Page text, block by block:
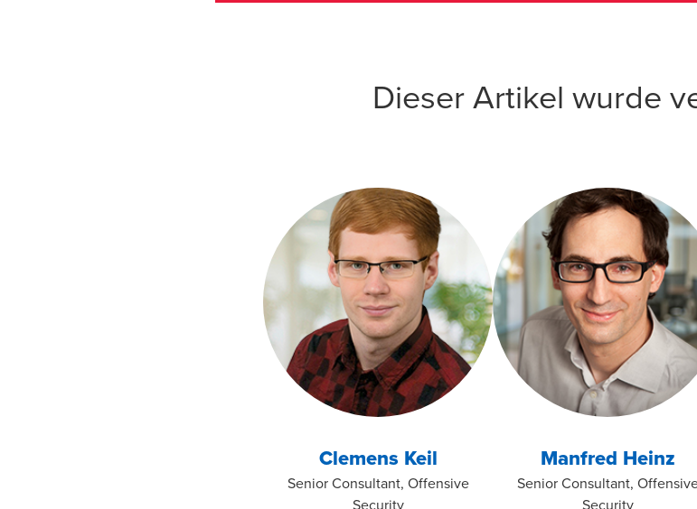
Sicherheitskonzeption und Secure Design, Risiko- und
Dieser Artikel wurde
Clemens Keil
Senior Consultant, Offensive
Security
Manfred Heinz
Senior Consultant,
Security